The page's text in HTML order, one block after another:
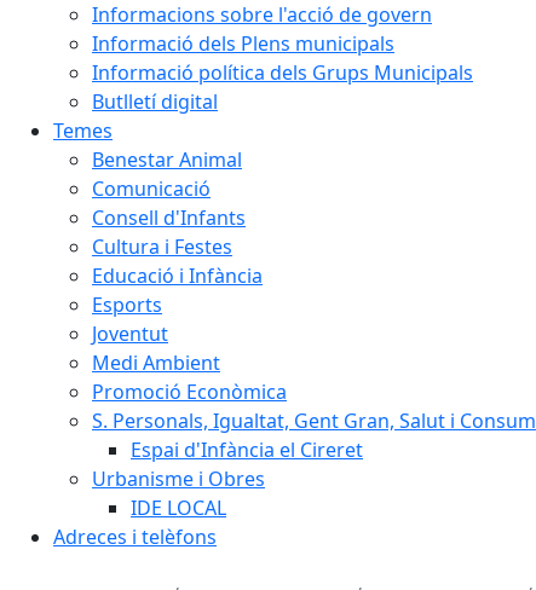
Informacions sobre l'acció de govern
Informació dels Plens municipals
Informació política dels Grups Municipals
Butlletí digital
Temes
Benestar Animal
Comunicació
Consell d'Infants
Cultura i Festes
Educació i Infància
Esports
Joventut
Medi Ambient
Promoció Econòmica
S. Personals, Igualtat, Gent Gran, Salut i Consum
Espai d'Infància el Cireret
Urbanisme i Obres
IDE LOCAL
Adreces i telèfons